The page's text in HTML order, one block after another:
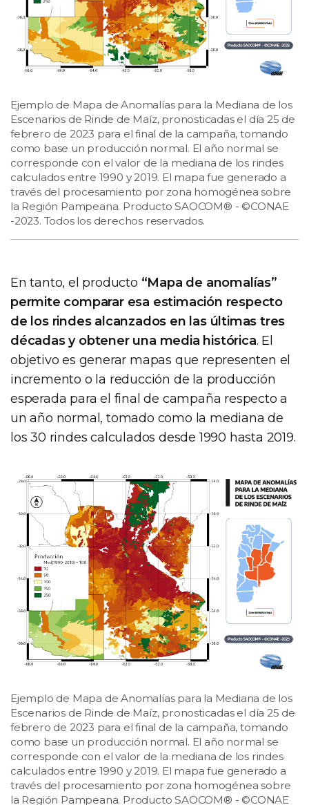
Ejemplo de Mapa de Anomalías para la Mediana de los
Escenarios de Rinde de Maíz, pronosticadas el día 25 de
febrero de 2023 para el final de la campaña, tomando
como base un producción normal. El año normal se
corresponde con el valor de la mediana de los rindes
calculados entre 1990 y 2019. El mapa fue generado a
través del procesamiento por zona homogénea sobre
la Región Pampeana. Producto SAOCOM® - ©CONAE
-2023. Todos los derechos reservados.
En tanto, el producto “Mapa de anomalías”
permite comparar esa estimación respecto
de los rindes alcanzados en las últimas tres
décadas y obtener una media histórica. El
objetivo es generar mapas que representen el
incremento o la reducción de la producción
esperada para el final de campaña respecto a
un año normal, tomado como la mediana de
los 30 rindes calculados desde 1990 hasta 2019.
Ejemplo de Mapa de Anomalías para la Mediana de los
Escenarios de Rinde de Maíz, pronosticadas el día 25 de
febrero de 2023 para el final de la campaña, tomando
como base un producción normal. El año normal se
corresponde con el valor de la mediana de los rindes
calculados entre 1990 y 2019. El mapa fue generado a
través del procesamiento por zona homogénea sobre
la Región Pampeana. Producto SAOCOM® - ©CONAE